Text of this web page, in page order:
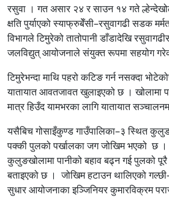
रसुवा । गत असार २४ र साउन १४ गते
क्षति पुर्याएको स्याफ्रुबेँसी–रसुवागढी सडक
विभागले टिमुरेको तातोपानी डाँडादेखि
जलविद्युत् आयोजनाले संयुक्त रूपमा सहयोग
टिमुरेभन्दा माथि पहरो कटिङ गर्न नसक्दा
यातायात आवतजावत खुलाइएको छ । खोलामा
मात्र हिउँद यामभरका लागि यातायात
यसैबिच गोसाइँकुण्ड गाउँपालिका–३ स्थित
पक्की पुलको पर्खालका जग जोखिम भएको छ ।
कुलुङखोलामा पानीको बहाव बढ्न गई पुलको
बताइएको छ । जोखिम हटाउन थालिएको
सुधार आयोजनाका इञ्जिनियर कुमारविक्रम